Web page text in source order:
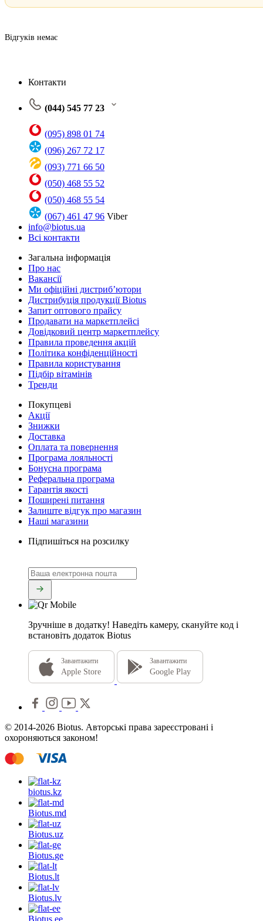
Відгуків немає
Контакти
(044) 545 77 23
(095) 898 01 74
(096) 267 72 17
(093) 771 66 50
(050) 468 55 52
(050) 468 55 54
(067) 461 47 96 Viber
info@biotus.ua
Всі контакти
Загальна інформація
Про нас
Вакансії
Ми офіційні дистриб’ютори
Дистрибуція продукції Biotus
Запит оптового прайсу
Продавати на маркетплейсі
Довідковий центр маркетплейсу
Правила проведення акцій
Політика конфіденційності
Правила користування
Підбір вітамінів
Тренди
Покупцеві
Акції
Знижки
Доставка
Оплата та повернення
Програма лояльності
Бонусна програма
Реферальна програма
Гарантія якості
Поширені питання
Залиште відгук про магазин
Наші магазини
Підпишіться на розсилку
Зручніше в додатку! Наведіть камеру, скануйте код і
встановіть додаток Biotus
Завантажити
Apple Store
Завантажити
Google Play
© 2014-2026 Biotus. Авторські права зареєстровані і
охороняються законом!
biotus.kz
Biotus.md
Biotus.uz
Biotus.ge
Biotus.lt
Biotus.lv